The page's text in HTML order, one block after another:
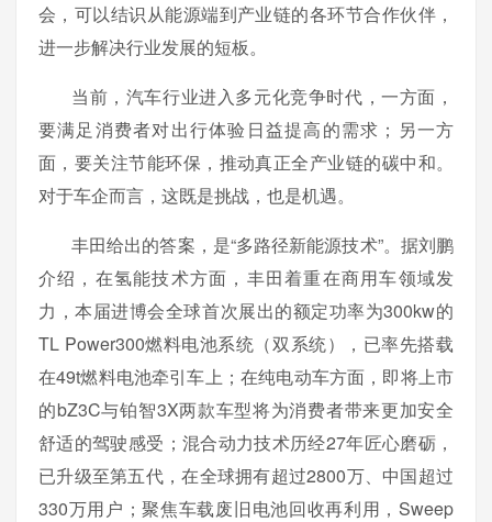
会，可以结识从能源端到产业链的各环节合作伙伴，
进一步解决行业发展的短板。
当前，汽车行业进入多元化竞争时代，一方面，
要满足消费者对出行体验日益提高的需求；另一方
面，要关注节能环保，推动真正全产业链的碳中和。
对于车企而言，这既是挑战，也是机遇。
丰田给出的答案，是“多路径新能源技术”。据刘鹏
介绍，在氢能技术方面，丰田着重在商用车领域发
力，本届进博会全球首次展出的额定功率为300kw的
TL Power300燃料电池系统（双系统），已率先搭载
在49t燃料电池牵引车上；在纯电动车方面，即将上市
的bZ3C与铂智3X两款车型将为消费者带来更加安全
舒适的驾驶感受；混合动力技术历经27年匠心磨砺，
已升级至第五代，在全球拥有超过2800万、中国超过
330万用户；聚焦车载废旧电池回收再利用，Sweep